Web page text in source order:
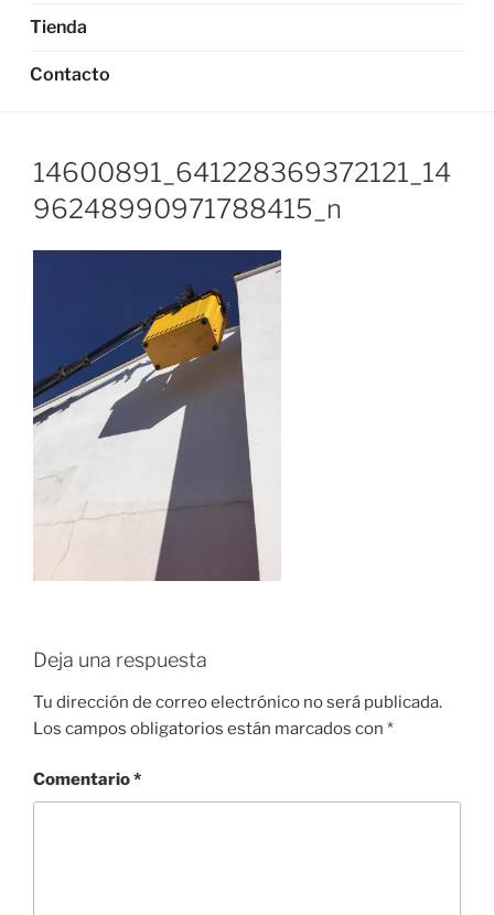
Tienda
Contacto
14600891_641228369372121_14
96248990971788415_n
Deja una respuesta
Tu dirección de correo electrónico no será publicada.
Los campos obligatorios están marcados con *
Comentario*